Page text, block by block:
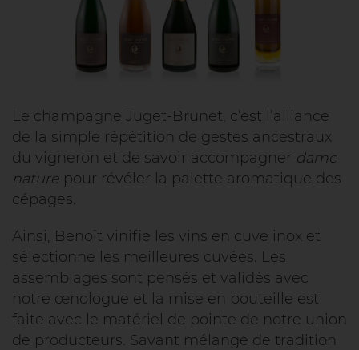
Le champagne Juget-Brunet, c’est l’alliance
de la simple répétition de gestes ancestraux
du vigneron et de savoir accompagner dame
nature pour révéler la palette aromatique des
cépages.
Ainsi, Benoît vinifie les vins en cuve inox et
sélectionne les meilleures cuvées. Les
assemblages sont pensés et validés avec
notre œnologue et la mise en bouteille est
faite avec le matériel de pointe de notre union
de producteurs. Savant mélange de tradition